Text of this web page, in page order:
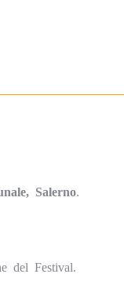
Salerno
del Festival.